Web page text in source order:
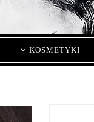
KOSMETYKI